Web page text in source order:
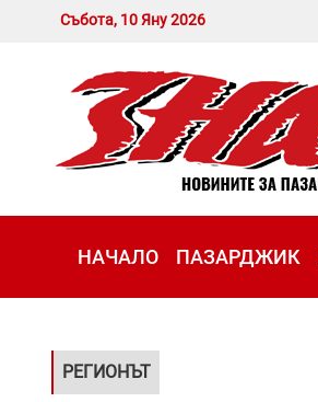
Събота, 10 Яну 2026
НАЧАЛО ПАЗАРДЖИК
РЕГИОНЪТ